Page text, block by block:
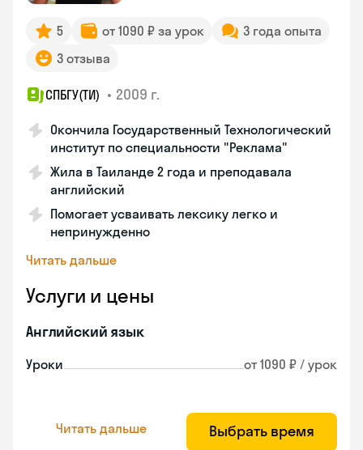
5 от 1090 ₽ за урок
3 года опыта
3 отзыва
СПБГУ(ТИ) • 2009 г.
Окончила Государственный Технологический
институт по специальности "Реклама"
Жила в Таиланде 2 года и преподавала
английский
Помогает усваивать лексику легко и
непринужденно
Читать дальше
Услуги и цены
Английский язык
Уроки от 1090 ₽ / урок
Читать дальше Выбрать время